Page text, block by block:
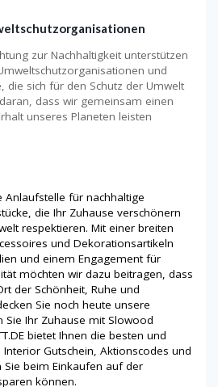
zur Nachhaltigkeit unterstützen
und
die sich für den Schutz der Umwelt
dass wir gemeinsam einen
unseres Planeten leisten
für nachhaltige
die Ihr Zuhause verschönern
respektieren. Mit einer breiten
und Dekorationsartikeln
und einem Engagement für
möchten wir dazu beitragen, dass
der Schönheit, Ruhe und
Sie noch heute unsere
Sie Ihr Zuhause mit Slowood
bietet Ihnen die besten und
Gutschein, Aktionscodes und
beim Einkaufen auf der
können.